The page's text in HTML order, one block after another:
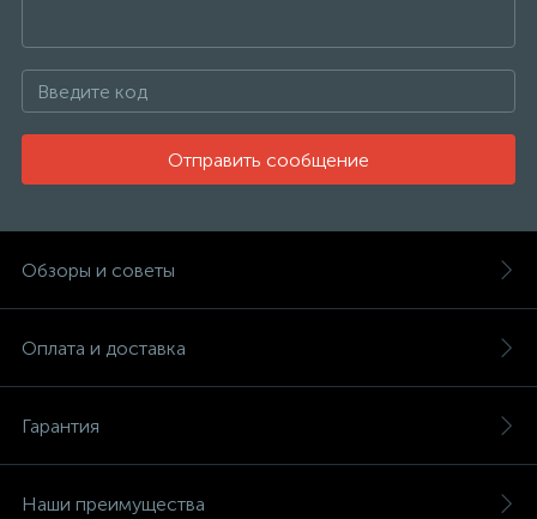
Отправить сообщение
Обзоры и советы
Оплата и доставка
Гарантия
Наши преимущества